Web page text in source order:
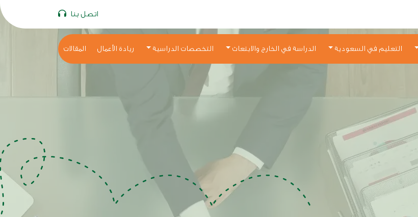
اتصل بنا
التعليم في السعودية الدراسة في الخارج والابتعاث التخصصات الدراسية ريادة الأعمال المقالات